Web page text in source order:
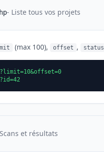
- Liste tous vos projets
(max 100), offset , status
et résultats